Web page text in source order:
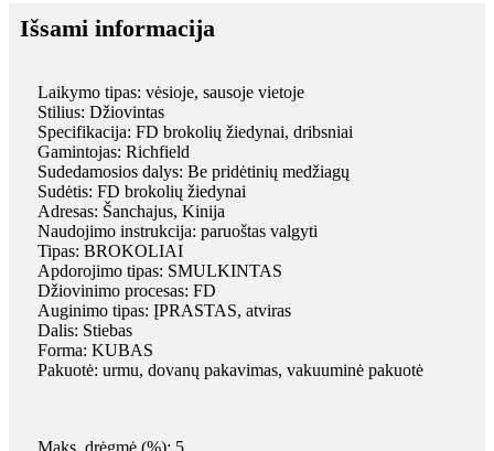
Išsami informacija
Laikymo tipas: vėsioje, sausoje vietoje
Stilius: Džiovintas
Specifikacija: FD brokolių žiedynai, dribsniai
Gamintojas: Richfield
Sudedamosios dalys: Be pridėtinių medžiagų
Sudėtis: FD brokolių žiedynai
Adresas: Šanchajus, Kinija
Naudojimo instrukcija: paruoštas valgyti
Tipas: BROKOLIAI
Apdorojimo tipas: SMULKINTAS
Džiovinimo procesas: FD
Auginimo tipas: ĮPRASTAS, atviras
Dalis: Stiebas
Forma: KUBAS
Pakuotė: urmu, dovanų pakavimas, vakuuminė pakuotė